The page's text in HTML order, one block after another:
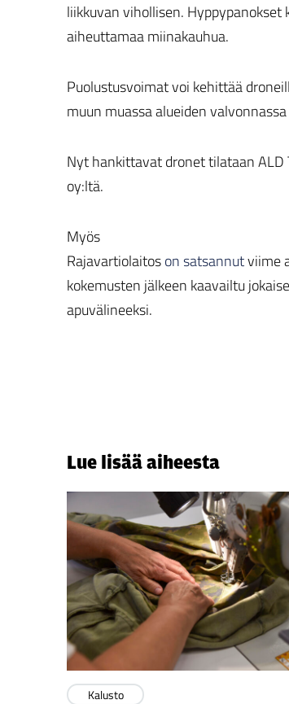
liikkuvan vihollisen.
aiheuttamaa miinakauhua.
Puolustusvoimat voi kehittää
muun muassa alueiden
Nyt hankittavat dronet tilataan ALD
oy:ltä.
Myös
Rajavartiolaitoson satsannutviime
kokemusten jälkeen kaavailtu
apuvälineeksi.
Lue lisää aiheesta
Kalusto